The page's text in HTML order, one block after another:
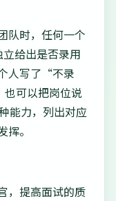
队时，任何一个
给出是否录用
人写了“不录
可以把岗位说
能力，列出对应
。
，提高面试的质